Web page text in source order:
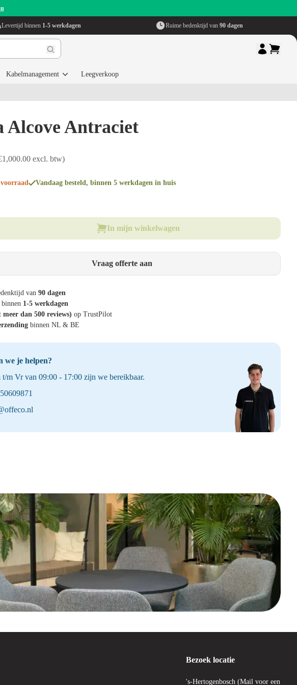
Levertijd binnen 1-5 werkdagen Ruime bedenktijd van 90 dagen
Kabelmanagement Leegverkoop
Alcove Antraciet
excl. btw)
Vandaag besteld, binnen 5 werkdagen in huis
In mijn winkelwagen
Vraag offerte aan
van 90 dagen
1-5 werkdagen
dan 500 reviews) op TrustPilot
binnen NL & BE
we je helpen?
t/m Vr van 09:00 - 17:00 zijn we bereikbaar.
Bezoek locatie
's-Hertogenbosch (Mail voor een